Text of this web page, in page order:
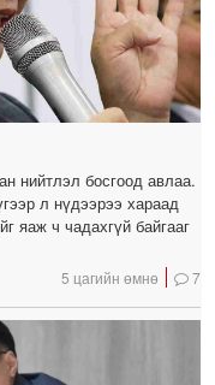
нийтлэл босгоод авлаа.
л нүдээрээ хараад
яаж ч чадахгүй байгааг
5 цагийн өмнө 7